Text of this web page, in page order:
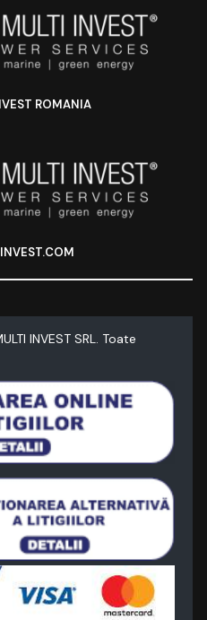
ROMANIA
INVEST SRL. Toate